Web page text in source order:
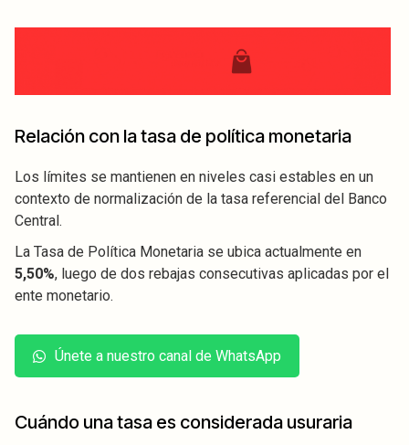
Relación con la tasa de política monetaria
Los límites se mantienen en niveles casi estables en un
contexto de normalización de la tasa referencial del Banco
Central.
La Tasa de Política Monetaria se ubica actualmente en
5,50%, luego de dos rebajas consecutivas aplicadas por el
ente monetario.
Únete a nuestro canal de WhatsApp
Cuándo una tasa es considerada usuraria